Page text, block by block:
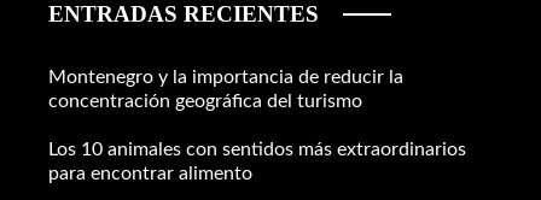
ENTRADAS RECIENTES
Montenegro y la importancia de reducir la
concentración geográfica del turismo
Los 10 animales con sentidos más extraordinarios
para encontrar alimento